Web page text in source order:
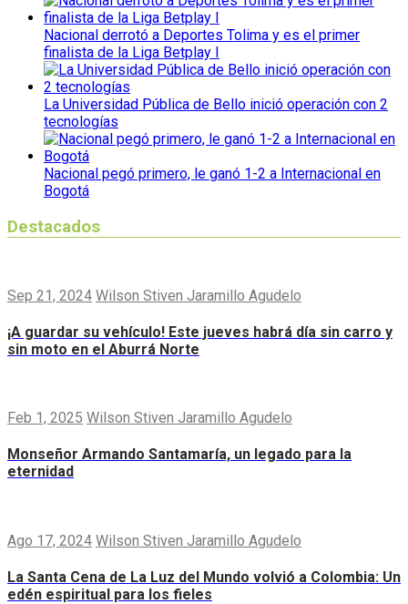
Nacional derrotó a Deportes Tolima y es el primer
finalista de la Liga Betplay I
La Universidad Pública de Bello inició operación con 2
tecnologías
Nacional pegó primero, le ganó 1-2 a Internacional en
Bogotá
Destacados
Sep 21, 2024 Wilson Stiven Jaramillo Agudelo
¡A guardar su vehículo! Este jueves habrá día sin carro y
sin moto en el Aburrá Norte
Feb 1, 2025 Wilson Stiven Jaramillo Agudelo
Monseñor Armando Santamaría, un legado para la
eternidad
Ago 17, 2024 Wilson Stiven Jaramillo Agudelo
La Santa Cena de La Luz del Mundo volvió a Colombia: Un
edén espiritual para los fieles